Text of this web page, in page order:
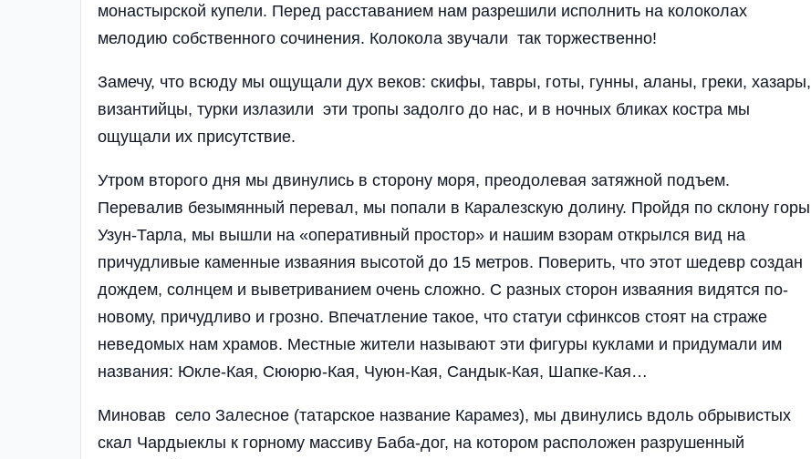
монастырской купели. Перед расставанием нам разрешили исполнить на колоколах
мелодию собственного сочинения. Колокола звучали так торжественно!
Замечу, что всюду мы ощущали дух веков: скифы, тавры, готы, гунны, аланы, греки, хазары,
византийцы, турки излазили эти тропы задолго до нас, и в ночных бликах костра мы
ощущали их присутствие.
Утром второго дня мы двинулись в сторону моря, преодолевая затяжной подъем.
Перевалив безымянный перевал, мы попали в Каралезскую долину. Пройдя по склону горы
Узун-Тарла, мы вышли на «оперативный простор» и нашим взорам открылся вид на
причудливые каменные изваяния высотой до 15 метров. Поверить, что этот шедевр создан
дождем, солнцем и выветриванием очень сложно. С разных сторон изваяния видятся по-
новому, причудливо и грозно. Впечатление такое, что статуи сфинксов стоят на страже
неведомых нам храмов. Местные жители называют эти фигуры куклами и придумали им
названия: Юкле-Кая, Сююрю-Кая, Чуюн-Кая, Сандык-Кая, Шапке-Кая…
Миновав село Залесное (татарское название Карамез), мы двинулись вдоль обрывистых
скал Чардыеклы к горному массиву Баба-дог, на котором расположен разрушенный